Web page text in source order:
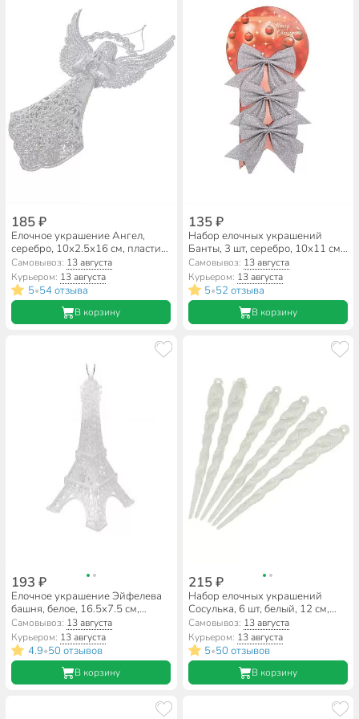
185 ₽
Елочное украшение Ангел,
серебро, 10х2.5х16 см, пластик,
SYYKLA-1919112
Самовывоз: 13 августа
Курьером: 13 августа
5•54 отзыва
В корзину
135 ₽
Набор елочных украшений
Банты, 3 шт, серебро, 10х11 см,
текстиль, SYHDJ-341957B
Самовывоз: 13 августа
Курьером: 13 августа
5•52 отзыва
В корзину
193 ₽
Елочное украшение Эйфелева
башня, белое, 16.5х7.5 см,
полимер, SYYKLA-1821131
Самовывоз: 13 августа
Курьером: 13 августа
4.9•50 отзывов
В корзину
215 ₽
Набор елочных украшений
Сосулька, 6 шт, белый, 12 см,
Y4-8468
Самовывоз: 13 августа
Курьером: 13 августа
5•50 отзывов
В корзину